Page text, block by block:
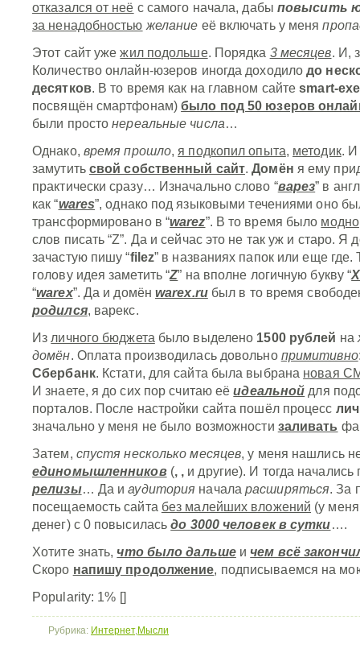
отказался от неё с самого начала, дабы повысить
за ненадобностью желание её включать у меня
Этот сайт ужежил подольше. Порядка 3 месяцев. И,
Количество онлайн-юзеров иногда доходилодо
десятков. В то время как на главном сайтеsmart-
посвящён смартфонам)было под 50 юзеров
были простонереальные числа…
Однако, время прошло, я подкопил опыта, методик. И
замутить свой собственный сайт.Домён я ему
практически сразу… Изначально слово “варез” в
как “wares”, однако под языковыми течениями оно
трансформировано в “warez”. В то время было модно
слов писать “Z”. Да и сейчас это не так уж и старо. Я
зачастую пишу “filez” в названиях папок или еще где.
голову идея заметить “Z” на вполне логичную букву “X
“warex”. Да и домёнwarex.ruбыл в то время
родился, варекс.
Из личного бюджета было выделено 1500 рублей на
домён. Оплата производилась довольно примитивно
Сбербанк. Кстати, для сайта была выбрана новая
И знаете, я до сих пор считаю еёидеальной для
порталов. После настройки сайта пошёл процесс
значально у меня не было возможности заливать
Затем, спустя несколько месяцев, у меня нашлись
единомышленников(, , и другие). И тогда начались
релизы… Да иаудитория началарасширяться. За
посещаемость сайта без малейших вложений (у
денег) с 0 повысиласьдо 3000 человек в сутки….
Хотите знать, что было дальшеи чем всё
Скоро напишу продолжение, подписываемся на
Popularity: 1% []
Рубрика: Интернет,Мысли